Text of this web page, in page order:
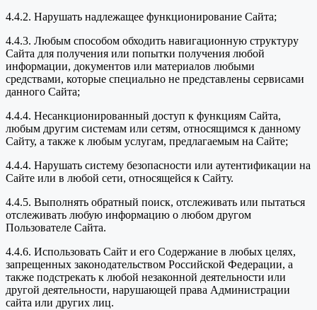
4.4.2. Нарушать надлежащее функционирование Сайта;
4.4.3. Любым способом обходить навигационную структуру
Сайта для получения или попытки получения любой
информации, документов или материалов любыми
средствами, которые специально не представлены сервисами
данного Сайта;
4.4.4. Несанкционированный доступ к функциям Сайта,
любым другим системам или сетям, относящимся к данному
Сайту, а также к любым услугам, предлагаемым на Сайте;
4.4.4. Нарушать систему безопасности или аутентификации на
Сайте или в любой сети, относящейся к Сайту.
4.4.5. Выполнять обратный поиск, отслеживать или пытаться
отслеживать любую информацию о любом другом
Пользователе Сайта.
4.4.6. Использовать Сайт и его Содержание в любых целях,
запрещенных законодательством Российской Федерации, а
также подстрекать к любой незаконной деятельности или
другой деятельности, нарушающей права Администрации
сайта или других лиц.